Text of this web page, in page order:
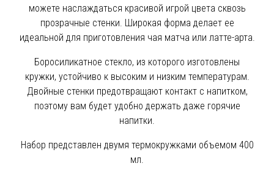
можете наслаждаться красивой игрой цвета сквозь
прозрачные стенки. Широкая форма делает ее
идеальной для приготовления чая матча или латте-арта.
Боросиликатное стекло, из которого изготовлены
кружки, устойчиво к высоким и низким температурам.
Двойные стенки предотвращают контакт с напитком,
поэтому вам будет удобно держать даже горячие
напитки.
Набор представлен двумя термокружками объемом 400
мл.